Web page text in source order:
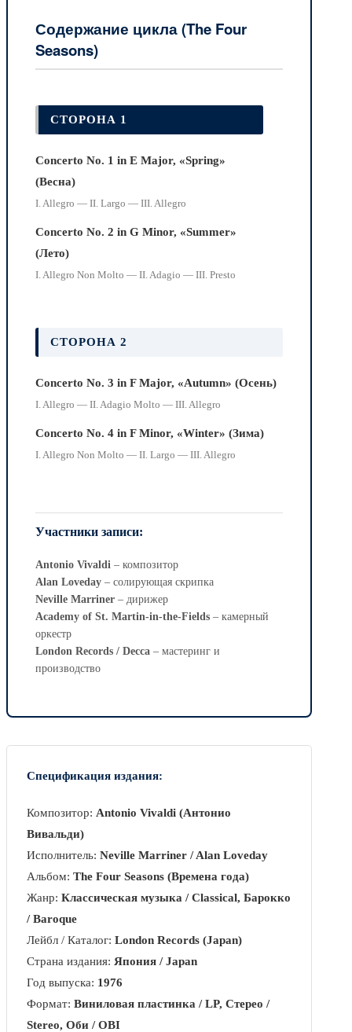
Содержание цикла (The Four
Seasons)
СТОРОНА 1
Concerto No. 1 in E Major, «Spring»
(Весна)
I. Allegro — II. Largo — III. Allegro
Concerto No. 2 in G Minor, «Summer»
(Лето)
I. Allegro Non Molto — II. Adagio — III. Presto
СТОРОНА 2
Concerto No. 3 in F Major, «Autumn» (Осень)
I. Allegro — II. Adagio Molto — III. Allegro
Concerto No. 4 in F Minor, «Winter» (Зима)
I. Allegro Non Molto — II. Largo — III. Allegro
Участники записи:
Antonio Vivaldi – композитор
Alan Loveday – солирующая скрипка
Neville Marriner – дирижер
Academy of St. Martin-in-the-Fields – камерный
оркестр
London Records / Decca – мастеринг и
производство
Спецификация издания:
Композитор: Antonio Vivaldi (Антонио
Вивальди)
Исполнитель: Neville Marriner / Alan Loveday
Альбом: The Four Seasons (Времена года)
Жанр: Классическая музыка / Classical, Барокко
/ Baroque
Лейбл / Каталог: London Records (Japan)
Страна издания: Япония / Japan
Год выпуска: 1976
Формат: Виниловая пластинка / LP, Стерео /
Stereo, Оби / OBI